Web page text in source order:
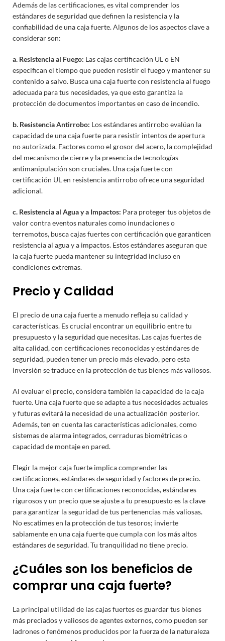
Además de las certificaciones, es vital comprender los
estándares de seguridad que definen la resistencia y la
confiabilidad de una caja fuerte. Algunos de los aspectos clave a
considerar son:
a. Resistencia al Fuego: Las cajas certificación UL o EN
especifican el tiempo que pueden resistir el fuego y mantener su
contenido a salvo. Busca una caja fuerte con resistencia al fuego
adecuada para tus necesidades, ya que esto garantiza la
protección de documentos importantes en caso de incendio.
b. Resistencia Antirrobo: Los estándares antirrobo evalúan la
capacidad de una caja fuerte para resistir intentos de apertura
no autorizada. Factores como el grosor del acero, la complejidad
del mecanismo de cierre y la presencia de tecnologías
antimanipulación son cruciales. Una caja fuerte con
certificación UL en resistencia antirrobo ofrece una seguridad
adicional.
c. Resistencia al Agua y a Impactos: Para proteger tus objetos de
valor contra eventos naturales como inundaciones o
terremotos, busca cajas fuertes con certificación que garanticen
resistencia al agua y a impactos. Estos estándares aseguran que
la caja fuerte pueda mantener su integridad incluso en
condiciones extremas.
Precio y Calidad
El precio de una caja fuerte a menudo refleja su calidad y
características. Es crucial encontrar un equilibrio entre tu
presupuesto y la seguridad que necesitas. Las cajas fuertes de
alta calidad, con certificaciones reconocidas y estándares de
seguridad, pueden tener un precio más elevado, pero esta
inversión se traduce en la protección de tus bienes más valiosos.
Al evaluar el precio, considera también la capacidad de la caja
fuerte. Una caja fuerte que se adapte a tus necesidades actuales
y futuras evitará la necesidad de una actualización posterior.
Además, ten en cuenta las características adicionales, como
sistemas de alarma integrados, cerraduras biométricas o
capacidad de montaje en pared.
Elegir la mejor caja fuerte implica comprender las
certificaciones, estándares de seguridad y factores de precio.
Una caja fuerte con certificaciones reconocidas, estándares
rigurosos y un precio que se ajuste a tu presupuesto es la clave
para garantizar la seguridad de tus pertenencias más valiosas.
No escatimes en la protección de tus tesoros; invierte
sabiamente en una caja fuerte que cumpla con los más altos
estándares de seguridad. Tu tranquilidad no tiene precio.
¿Cuáles son los beneficios de
comprar una caja fuerte?
La principal utilidad de las cajas fuertes es guardar tus bienes
más preciados y valiosos de agentes externos, como pueden ser
ladrones o fenómenos producidos por la fuerza de la naturaleza